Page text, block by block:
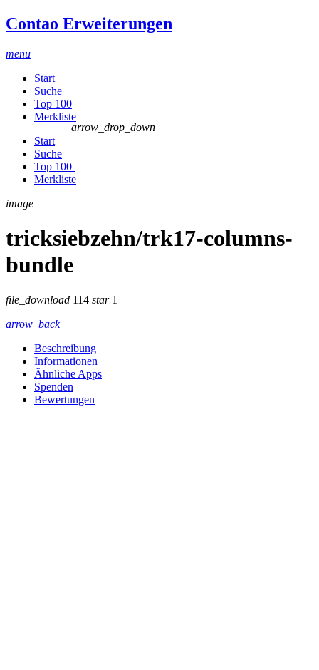
Contao Erweiterungen
menu
Start
Suche
Top 100
Merkliste
Start
Suche
Top 100
arrow_drop_down
Merkliste
image
tricksiebzehn/trk17-columns-
bundle
file_download 114 star1
arrow_back
Beschreibung
Informationen
Ähnliche Apps
Spenden
Bewertungen